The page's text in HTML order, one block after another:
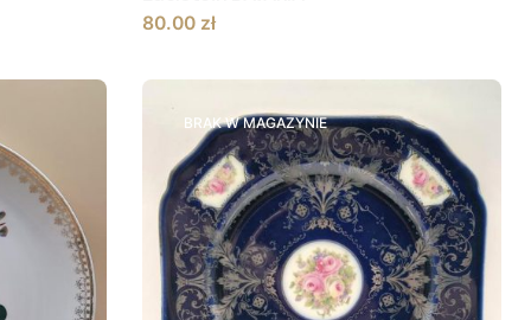
80.00 zł
BRAK W MAGAZYNIE